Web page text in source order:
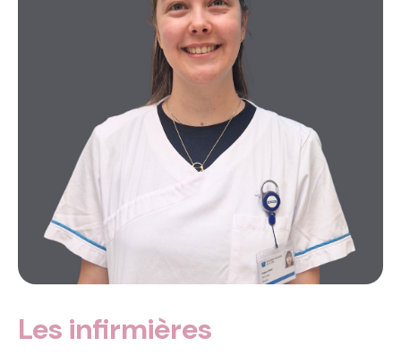
Les infirmières